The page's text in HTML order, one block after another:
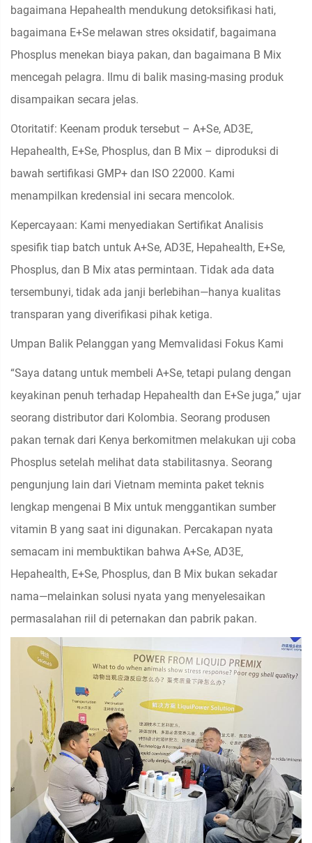
bagaimana Hepahealth mendukung detoksifikasi hati,
bagaimana E+Se melawan stres oksidatif, bagaimana
Phosplus menekan biaya pakan, dan bagaimana B Mix
mencegah pelagra. Ilmu di balik masing-masing produk
disampaikan secara jelas.
Otoritatif: Keenam produk tersebut – A+Se, AD3E,
Hepahealth, E+Se, Phosplus, dan B Mix – diproduksi di
bawah sertifikasi GMP+ dan ISO 22000. Kami
menampilkan kredensial ini secara mencolok.
Kepercayaan: Kami menyediakan Sertifikat Analisis
spesifik tiap batch untuk A+Se, AD3E, Hepahealth, E+Se,
Phosplus, dan B Mix atas permintaan. Tidak ada data
tersembunyi, tidak ada janji berlebihan—hanya kualitas
transparan yang diverifikasi pihak ketiga.
Umpan Balik Pelanggan yang Memvalidasi Fokus Kami
“Saya datang untuk membeli A+Se, tetapi pulang dengan
keyakinan penuh terhadap Hepahealth dan E+Se juga,” ujar
seorang distributor dari Kolombia. Seorang produsen
pakan ternak dari Kenya berkomitmen melakukan uji coba
Phosplus setelah melihat data stabilitasnya. Seorang
pengunjung lain dari Vietnam meminta paket teknis
lengkap mengenai B Mix untuk menggantikan sumber
vitamin B yang saat ini digunakan. Percakapan nyata
semacam ini membuktikan bahwa A+Se, AD3E,
Hepahealth, E+Se, Phosplus, dan B Mix bukan sekadar
nama—melainkan solusi nyata yang menyelesaikan
permasalahan riil di peternakan dan pabrik pakan.